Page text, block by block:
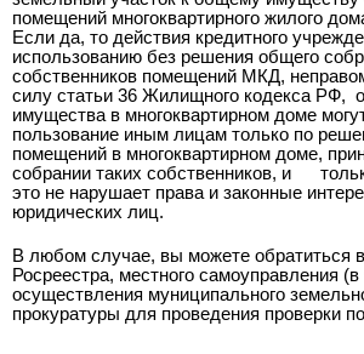
помещений многоквартирного жилого
Если да, то действия кредитного
использованию без решения общего
собственников помещений МКД,
силу статьи 36 Жилищного кодекса РФ,
имущества в многоквартирном доме
пользование иным лицам только по
помещений в многоквартирном доме,
собрании таких собственников, и
это не нарушает права и законные
юридических лиц.
В любом случае, вы можете обратиться
Росреестра, местного самоуправления (в
осуществления муниципального
прокуратуры для проведения проверки